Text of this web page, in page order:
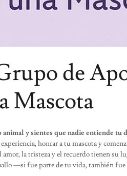
de
Mascota
animal y sientes que nadie entiende tu
honrar a tu mascota y
la tristeza y el recuerdo tienen
—si fue parte de tu vida, también